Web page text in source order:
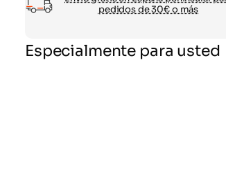
pedidos de 30€ o más
Especialmente para usted